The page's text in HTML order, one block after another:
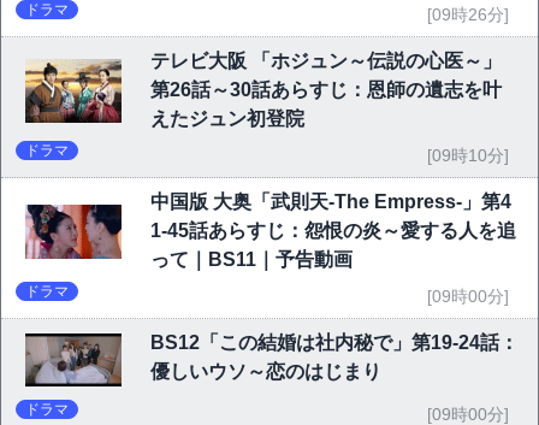
ドラマ [09時26分]
テレビ大阪 「ホジュン～伝説の心医～」
第26話～30話あらすじ：恩師の遺志を叶
えたジュン初登院
ドラマ [09時10分]
中国版 大奥「武則天-The Empress-」第4
1-45話あらすじ：怨恨の炎～愛する人を追
って｜BS11｜予告動画
ドラマ [09時00分]
BS12「この結婚は社内秘で」第19-24話：
優しいウソ～恋のはじまり
ドラマ [09時00分]